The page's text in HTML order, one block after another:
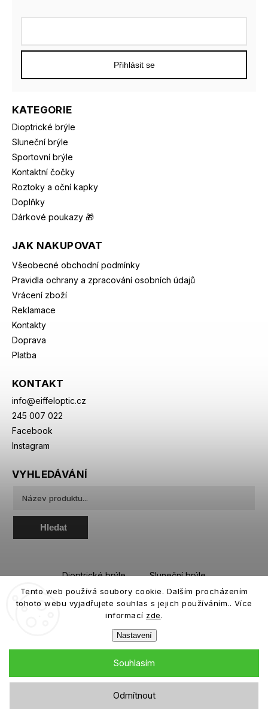
Tento web používá soubory cookie. Dalším procházením
tohoto webu vyjadřujete souhlas s jejich používáním.. Více
informací zde.
Nastavení
Odmítnout
Souhlasím
KATEGORIE
Dioptrické brýle
Sluneční brýle
Sportovní brýle
Kontaktní čočky
Roztoky a oční kapky
Doplňky
Dárkové poukazy 🎁
JAK NAKUPOVAT
Všeobecné obchodní podmínky
Pravidla ochrany a zpracování osobních údajů
Vrácení zboží
Reklamace
Kontakty
Doprava
Platba
KONTAKT
info@eiffeloptic.cz
245 007 022
Facebook
Instagram
Přihlásit se
VYHLEDÁVÁNÍ
Hledat
Dioptrické brýle
Sluneční brýle
Sportovní brýle
Kontaktní čočky
Roztoky a oční kapky
Copyright 2026eiffeloptic.cz. Všechna práva vyhrazena.